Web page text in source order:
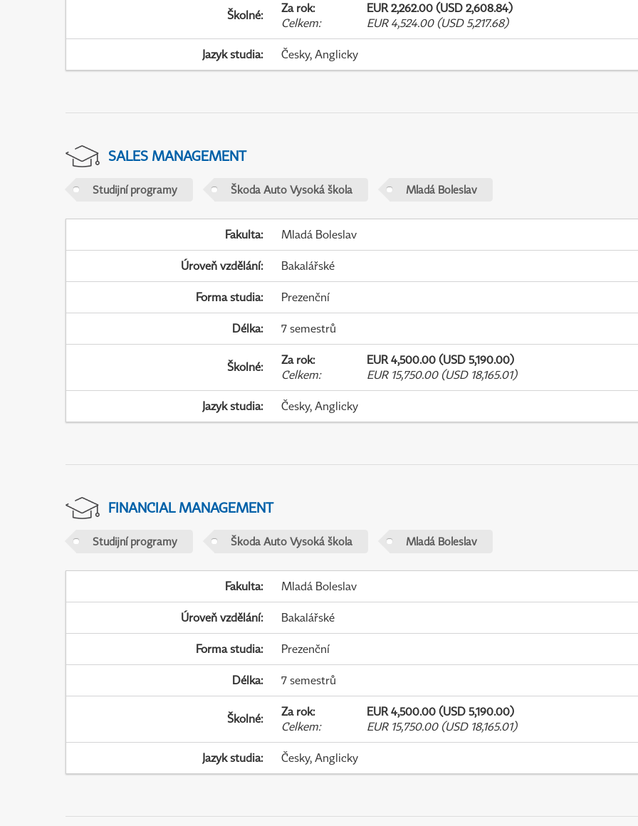
Školné: Za rok:
EUR 2,262.00 (USD 2,608.84)
Celkem: EUR 4,524.00 (USD 5,217.68)
Jazyk studia: Česky, Anglicky
SALES MANAGEMENT
Studijní programy Škoda Auto Vysoká škola Mladá Boleslav
Fakulta: Mladá Boleslav
Úroveň vzdělání: Bakalářské
Forma studia: Prezenční
Délka: 7 semestrů
Školné: Za rok:
EUR 4,500.00 (USD 5,190.00)
Celkem: EUR 15,750.00 (USD 18,165.01)
Jazyk studia: Česky, Anglicky
FINANCIAL MANAGEMENT
Studijní programy Škoda Auto Vysoká škola Mladá Boleslav
Fakulta: Mladá Boleslav
Úroveň vzdělání: Bakalářské
Forma studia: Prezenční
Délka: 7 semestrů
Školné: Za rok:
EUR 4,500.00 (USD 5,190.00)
Celkem: EUR 15,750.00 (USD 18,165.01)
Jazyk studia: Česky, Anglicky